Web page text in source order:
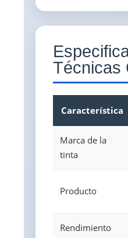
Técnicas
Característica
Marca de la
tinta
Producto
Rendimiento